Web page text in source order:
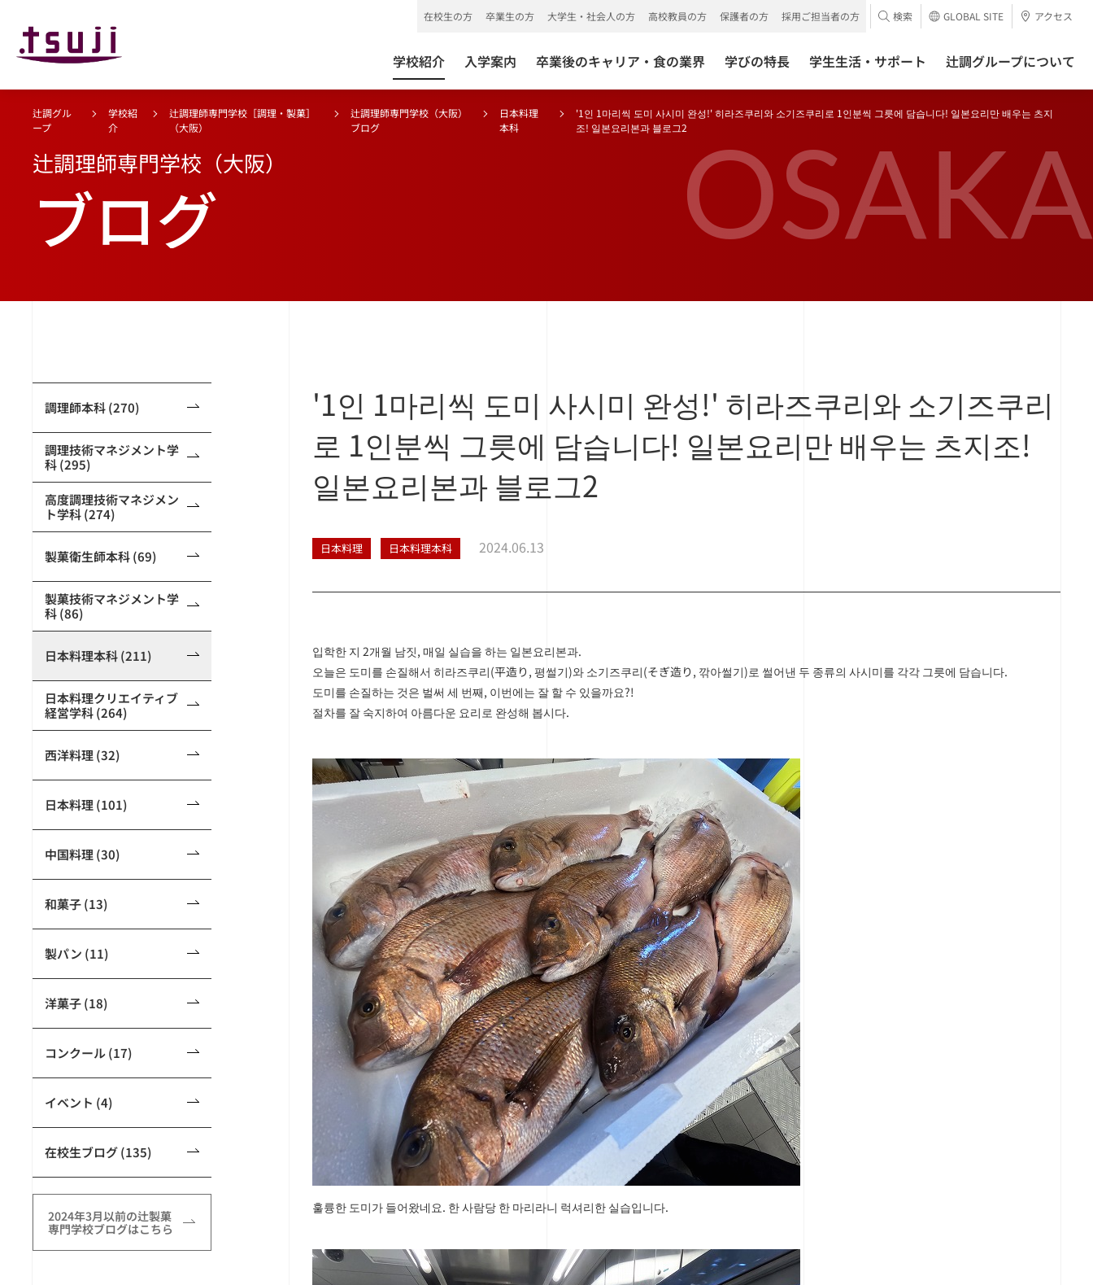
学校紹介 入学案内 卒業後のキャリア・食の業界 学びの特長 学生生活・サポート 辻調グループについて
在校生の方 卒業生の方 大学生・社会人の方 高校教員の方 保護者の方 採用ご担当者の方 検索 GLOBAL SITE アクセス
OSAKA
辻調グル
ープ
学校紹
介
辻調理師専門学校［調理・製菓］
（大阪）
辻調理師専門学校（大阪）
ブログ
日本料理
本科
'1인 1마리씩 도미 사시미 완성!' 히라즈쿠리와 소기즈쿠리로 1인분씩 그릇에 담습니다! 일본요리만 배우는 츠지
조! 일본요리본과 블로그2
辻調理師専門学校（大阪）
ブログ
調理師本科 (270)
調理技術マネジメント学
科 (295)
高度調理技術マネジメン
ト学科 (274)
製菓衛生師本科 (69)
製菓技術マネジメント学
科 (86)
日本料理本科 (211)
日本料理クリエイティブ
経営学科 (264)
西洋料理 (32)
日本料理 (101)
中国料理 (30)
和菓子 (13)
製パン (11)
洋菓子 (18)
コンクール (17)
イベント (4)
在校生ブログ (135)
2024年3月以前の辻製菓
専門学校ブログはこちら
'1인 1마리씩 도미 사시미 완성!' 히라즈쿠리와 소기즈쿠리
로 1인분씩 그릇에 담습니다! 일본요리만 배우는 츠지조!
일본요리본과 블로그2
日本料理 日本料理本科 2024.06.13
입학한 지 2개월 남짓, 매일 실습을 하는 일본요리본과.
오늘은 도미를 손질해서 히라즈쿠리(平造り, 평썰기)와 소기즈쿠리(そぎ造り, 깎아썰기)로 썰어낸 두 종류의 사시미를 각각 그릇에 담습니다.
도미를 손질하는 것은 벌써 세 번째, 이번에는 잘 할 수 있을까요?!
절차를 잘 숙지하여 아름다운 요리로 완성해 봅시다.
훌륭한 도미가 들어왔네요. 한 사람당 한 마리라니 럭셔리한 실습입니다.